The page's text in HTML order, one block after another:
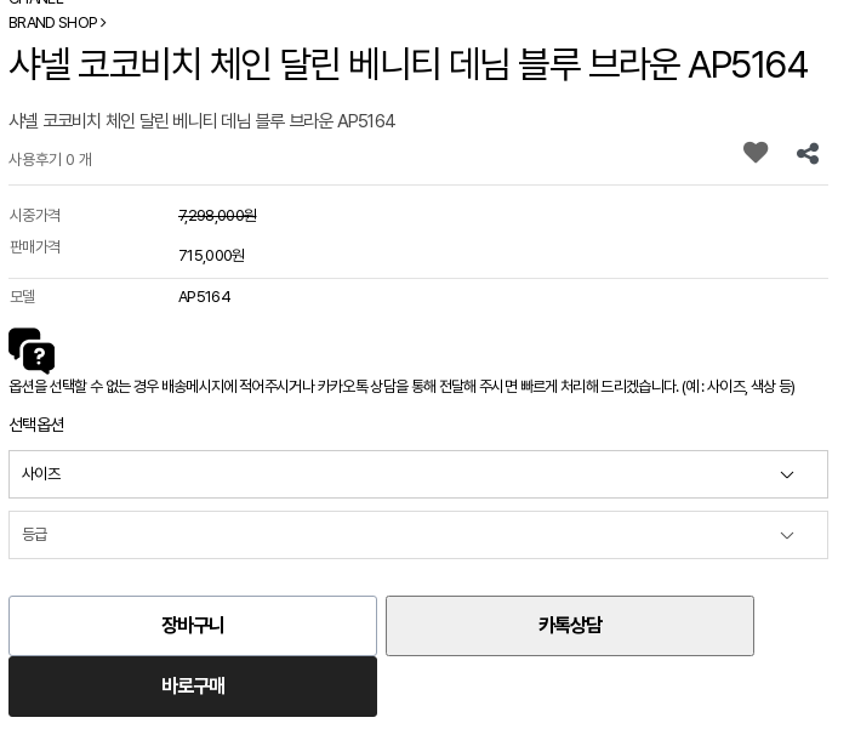
BRAND SHOP
샤넬 코코비치 체인 달린 베니티 데님 블루 브라운 AP5164
샤넬 코코비치 체인 달린 베니티 데님 블루 브라운 AP5164
사용후기 0 개
시중가격
7,298,000원
판매가격
715,000원
모델 AP5164
옵션을 선택할 수 없는 경우 배송메시지에 적어주시거나 카카오톡 상담을 통해 전달해 주시면 빠르게 처리해 드리겠습니다. (예 : 사이즈, 색상 등)
선택옵션
장바구니 카톡상담
바로구매